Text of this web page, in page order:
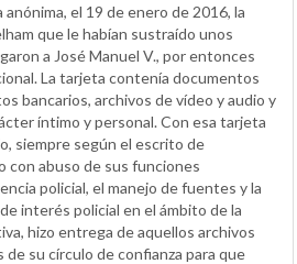
el 19 de enero de 2016, la
que le habían sustraído unos
a José Manuel V., por entonces
La tarjeta contenía documentos
bancarios, archivos de vídeo y audio y
íntimo y personal. Con esa tarjeta
siempre según el escrito de
con abuso de sus funciones
policial, el manejo de fuentes y la
interés policial en el ámbito de la
hizo entrega de aquellos archivos
su círculo de confianza para que